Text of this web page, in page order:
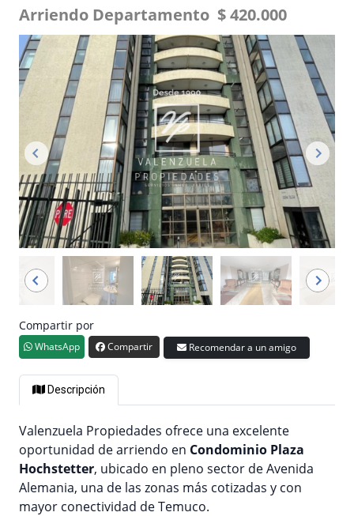
Arriendo Departamento $ 420.000
Compartir por
WhatsApp Compartir Recomendar a un amigo
Descripción
Valenzuela Propiedades ofrece una excelente
oportunidad de arriendo en Condominio Plaza
Hochstetter, ubicado en pleno sector de Avenida
Alemania, una de las zonas más cotizadas y con
mayor conectividad de Temuco.